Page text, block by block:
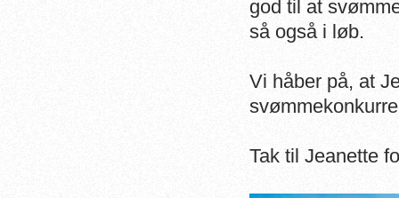
god til at
så også i løb.
Vi håber på, at
Tak til Jeanette